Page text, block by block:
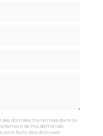
des données transmises dans ce
de ma demande.
sera faite des données